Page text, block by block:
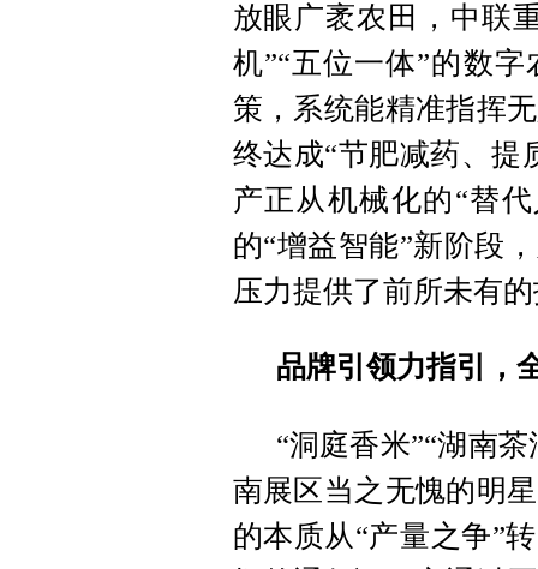
放眼广袤农田，中联
机”“五位一体”的数
策，系统能精准指挥
终达成“节肥减药、提
产正从机械化的“替
的“增益智能”新阶段
压力提供了前所未有
品牌引领力指引，
“洞庭香米”“湖南
南展区当之无愧的明
的本质从“产量之争”